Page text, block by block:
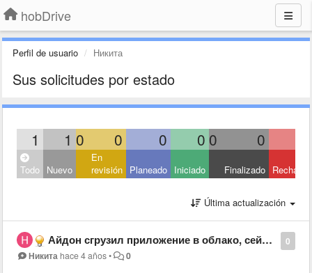
hobDrive
Perfil de usuario Никита
Sus solicitudes por estado
1 1 0 0 0 0 0 0
Todo Nuevo
En
revisión Planeado Iniciado Finalizado
Última actualización
0
Айдон сгрузил приложение в облако, сейчас пишет что невозможно скачать.... как воостановить приложение?
Никита hace 4 años• 0